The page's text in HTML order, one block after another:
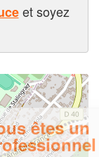
et soyez
?